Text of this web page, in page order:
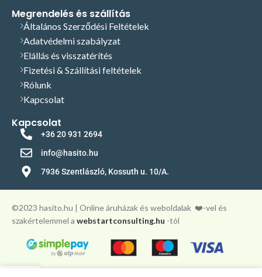
Megrendelés és szállítás
Általános Szerződési Feltételek
Adatvédelmi szabályzat
Elállás és visszatérítés
Fizetési & Szállítási feltételek
Rólunk
Kapcsolat
Kapcsolat
+36 20 931 2694
info@hasito.hu
7936 Szentlászló, Kossuth u. 10/A.
©️2023 hasito.hu | Online áruházak és weboldalak ❤️-vel és
szakértelemmel a webstartconsulting.hu -tól